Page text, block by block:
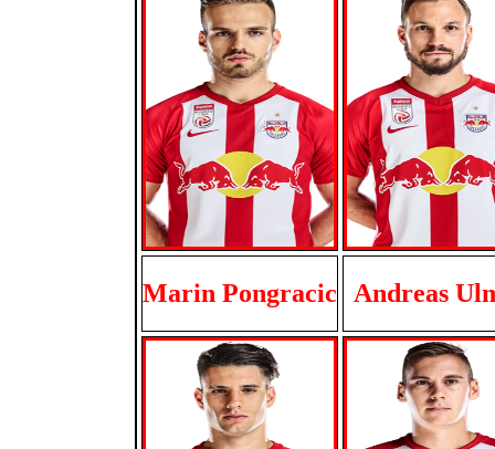
Marin Pongracic Andreas